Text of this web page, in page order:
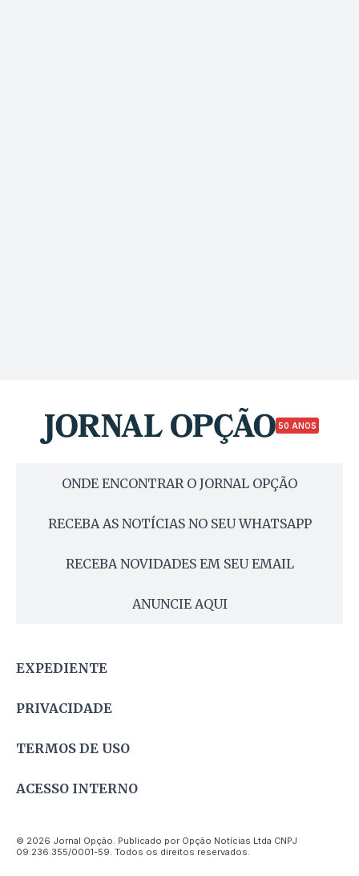
50 ANOS
ONDE ENCONTRAR O JORNAL OPÇÃO
RECEBA AS NOTÍCIAS NO SEU WHATSAPP
RECEBA NOVIDADES EM SEU EMAIL
ANUNCIE AQUI
EXPEDIENTE
PRIVACIDADE
TERMOS DE USO
ACESSO INTERNO
© 2026 Jornal Opção. Publicado por Opção Notícias Ltda CNPJ
09.236.355/0001-59. Todos os direitos reservados.